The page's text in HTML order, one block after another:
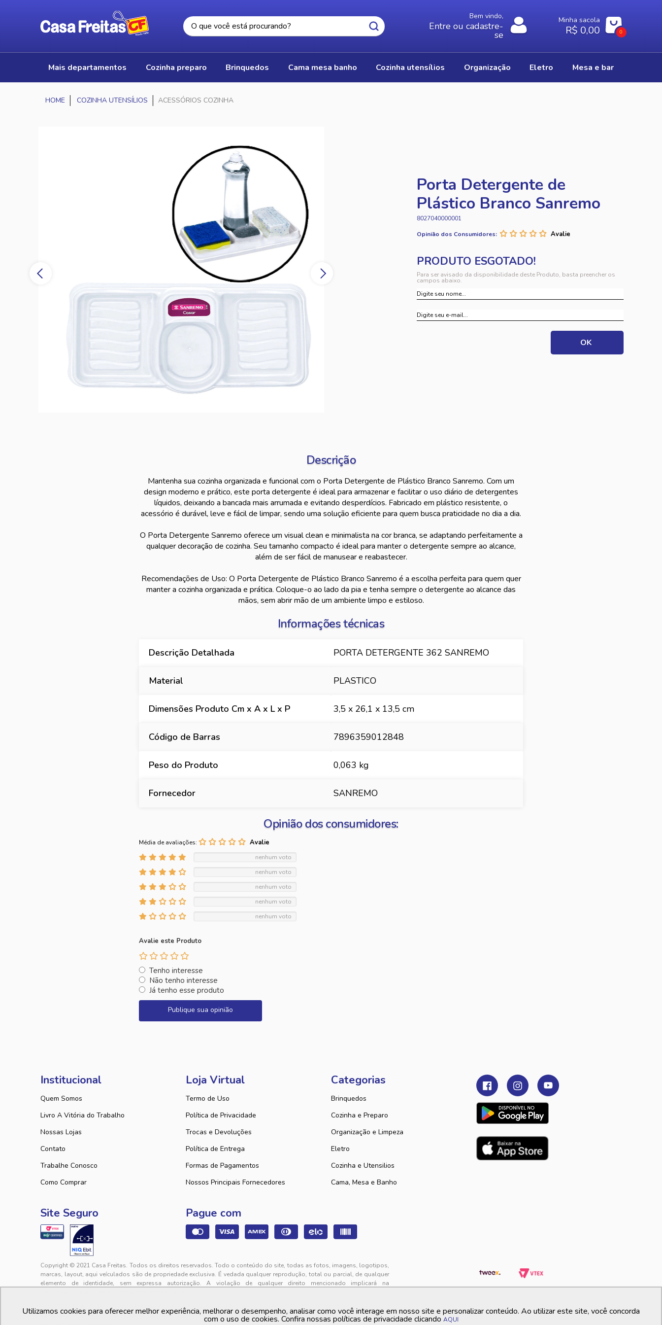
Bem vindo,
Entre ou cadastre-
se
Minha sacola
R$ 0,00 0
mais departamentos cozinha preparo brinquedos cama mesa banho cozinha utensílios organização eletro mesa e bar
COZINHA UTENSÍLIOS ACESSÓRIOS COZINHA
Porta Detergente de
Plástico Branco Sanremo
8027040000001
Opinião dos Consumidores:
Para ser avisado da disponibilidade deste Produto, basta preencher os
campos abaixo.
Descrição
Mantenha sua cozinha organizada e funcional com o Porta Detergente de Plástico Branco Sanremo. Com um
design moderno e prático, este porta detergente é ideal para armazenar e facilitar o uso diário de detergentes
líquidos, deixando a bancada mais arrumada e evitando desperdícios. Fabricado em plástico resistente, o
acessório é durável, leve e fácil de limpar, sendo uma solução eficiente para quem busca praticidade no dia a dia.
O Porta Detergente Sanremo oferece um visual clean e minimalista na cor branca, se adaptando perfeitamente a
qualquer decoração de cozinha. Seu tamanho compacto é ideal para manter o detergente sempre ao alcance,
além de ser fácil de manusear e reabastecer.
Recomendações de Uso: O Porta Detergente de Plástico Branco Sanremo é a escolha perfeita para quem quer
manter a cozinha organizada e prática. Coloque-o ao lado da pia e tenha sempre o detergente ao alcance das
mãos, sem abrir mão de um ambiente limpo e estiloso.
Informações técnicas
Descrição Detalhada PORTA DETERGENTE 362 SANREMO
Material PLASTICO
Dimensões Produto Cm x A x L x P 3,5 x 26,1 x 13,5 cm
Código de Barras 7896359012848
Peso do Produto 0,063 kg
Fornecedor SANREMO
Opinião dos consumidores:
Média de avaliações:
nenhum voto
nenhum voto
nenhum voto
nenhum voto
nenhum voto
Avalie este Produto
Tenho interesse
Não tenho interesse
Já tenho esse produto
Publique sua opinião
Institucional
Quem Somos
Livro A Vitória do Trabalho
Nossas Lojas
Contato
Trabalhe Conosco
Como Comprar
Loja Virtual
Termo de Uso
Política de Privacidade
Trocas e Devoluções
Política de Entrega
Formas de Pagamentos
Nossos Principais Fornecedores
Categorias
Brinquedos
Cozinha e Preparo
Organização e Limpeza
Eletro
Cozinha e Utensilios
Cama, Mesa e Banho
Site Seguro Pague com
Copyright © 2021 Casa Freitas. Todos os direitos reservados. Todo o conteúdo do site, todas as fotos, imagens, logotipos,
marcas, layout, aqui veículados são de propriedade exclusiva. É vedada qualquer reprodução, total ou parcial, de qualquer
elemento de identidade, sem expressa autorização. A violação de qualquer direito mencionado implicará na
PFM COMERCIAL LTDA. | 01.740.627/0001-41 - Rua Lourival Sales, 325 - Jabuti - Eusébio - CE | CEP: 61760-000
sac@casafreitas.com.br - WhatsApp: (85) 9994-3149. Atendimento de segunda a sexta-feira das 9h00 às 12h00 e das 13h00
Utilizamos cookies para oferecer melhor experiência, melhorar o desempenho, analisar como você interage em nosso site e personalizar conteúdo. Ao utilizar este site, você concorda
com o uso de cookies. Confira nossas políticas de privacidade clicando AQUI